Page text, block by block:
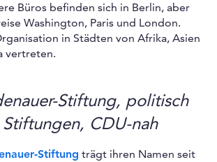
Büros befinden sich in Berlin, aber
Washington, Paris und London.
in Städten von Afrika, Asien
vertreten.
Stiftung, politisch
CDU-nah
Stiftung trägt ihren Namen seit